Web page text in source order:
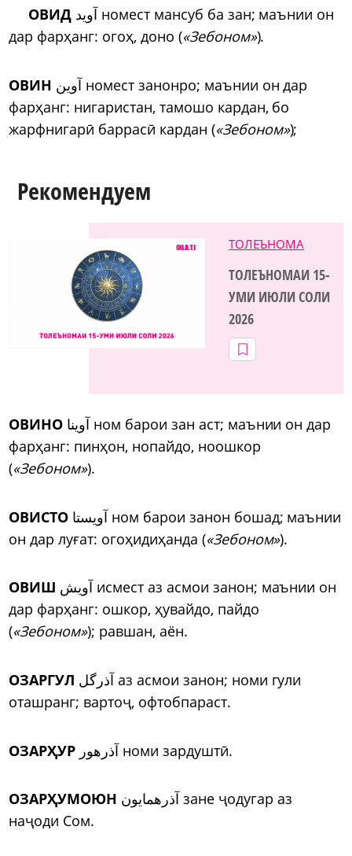
ОВИД
дар фарҳанг: огоҳ, доно («Зебоном»).
ОВИН
фарҳанг: нигаристан, тамошо кардан, бо
жарфнигарӣ баррасӣ кардан («Зебоном»);
Рекомендуем
ТОЛЕЪНОМА
ТОЛЕЪНОМАИ 15-
УМИ ИЮЛИ СОЛИ
2026
ОВИНО
фарҳанг: пинҳон, нопайдо, ноошкор
(«Зебоном»).
ОВИСТО
он дар луғат: огоҳидиҳанда («Зебоном»).
ОВИШ
дар фарҳанг: ошкор, ҳувайдо, пайдо
(«Зебоном»); равшан, аён.
ОЗАРГУЛ
оташранг; вартоҷ, офтобпараст.
ОЗАРҲУР آذرهور номи зардуштӣ.
ОЗАРҲУМОЮН آذرهمایون зане ҷодугар аз
наҷоди Сом.